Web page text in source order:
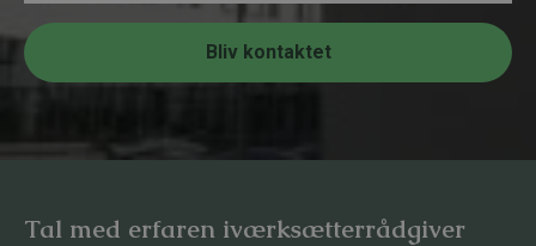
m
e
r
*
Bliv kontaktet
Tal med erfaren iværksætterrådgiver